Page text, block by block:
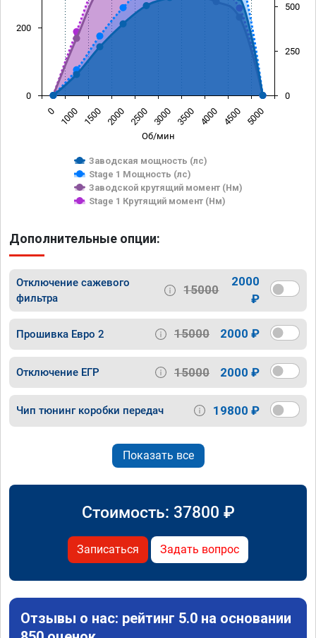
Об/мин
Заводская мощность (лс)
Stage 1 Мощность (лс)
Заводской крутящий момент (Нм)
Stage 1 Крутящий момент (Нм)
0 1000 1500 2000 2500 3000 3500 4000 4500 5000
0
200
0
250
500
Дополнительные опции:
Отключение сажевого
фильтра
15000
2000
₽
Прошивка Евро 2 15000 2000 ₽
Отключение ЕГР 15000 2000 ₽
Чип тюнинг коробки передач 19800 ₽
Показать все
Стоимость: 37800 ₽
Записаться Задать вопрос
Отзывы о нас: рейтинг 5.0 на основании